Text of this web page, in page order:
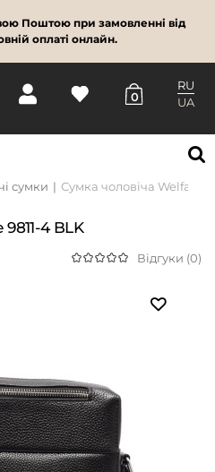
Поштою при замовленні від
оплаті онлайн.
0
RU
UA
сумки
Сумка чоловіча Welfare
4 BLK
Відгуки (0)